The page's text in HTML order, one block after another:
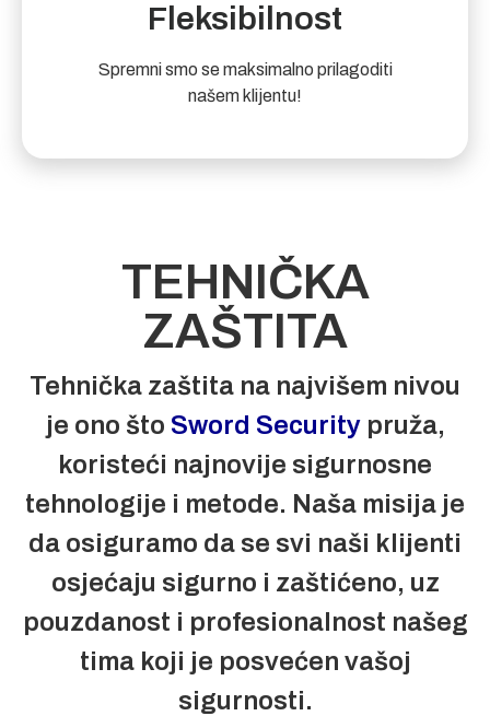
Fleksibilnost
Spremni smo se maksimalno prilagoditi
našem klijentu!
TEHNIČKA
ZAŠTITA
Tehnička zaštita na najvišem nivou
je ono što Sword Securitypruža,
koristeći najnovije sigurnosne
tehnologije i metode. Naša misija je
da osiguramo da se svi naši klijenti
osjećaju sigurno i zaštićeno, uz
pouzdanost i profesionalnost našeg
tima koji je posvećen vašoj
sigurnosti.